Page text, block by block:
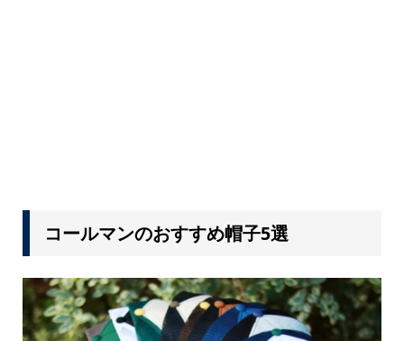
コールマンのおすすめ帽子5選